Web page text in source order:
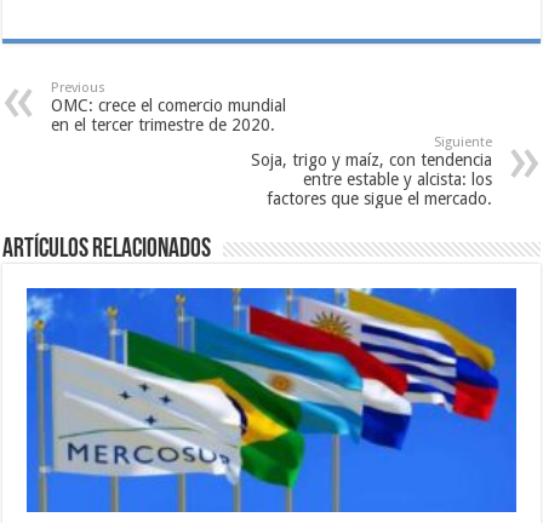
Previous
OMC: crece el comercio mundial
en el tercer trimestre de 2020.
Siguiente
Soja, trigo y maíz, con tendencia
entre estable y alcista: los
factores que sigue el mercado.
Artículos relacionados